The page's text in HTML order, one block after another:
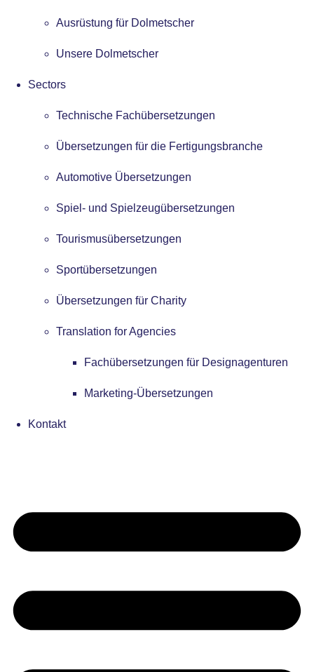
Ausrüstung für Dolmetscher
Unsere Dolmetscher
Sectors
Technische Fachübersetzungen
Übersetzungen für die Fertigungsbranche
Automotive Übersetzungen
Spiel- und Spielzeugübersetzungen
Tourismusübersetzungen
Sportübersetzungen
Übersetzungen für Charity
Translation for Agencies
Fachübersetzungen für Designagenturen
Marketing-Übersetzungen
Kontakt